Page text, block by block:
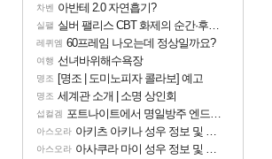
차벤 아반테 2.0 자연흡기?
실팰 실버 팰리스 CBT 화제의 순간·후기 모음
레퀴엠 60프레임 나오는데 정상일까요?
여행 선녀바위해수욕장
명조 [명조 | 도미노피자 콜라보] 예고
명조 세계관 소개 | 소명 상인회
섭컬겜 포트나이트에서 명일방주 엔드필드 [펠리카] 판매 예정
아스오라 아키츠 아키나 성우 정보 및 주요 필모
아스오라 아사쿠라 마이 성우 정보 및 주요 필모